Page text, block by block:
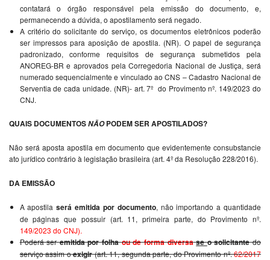
contatará o órgão responsável pela emissão do documento, e,
permanecendo a dúvida, o apostilamento será negado.
A critério do solicitante do serviço, os documentos eletrônicos poderão
ser impressos para aposição de apostila. (NR). O papel de segurança
padronizado, conforme requisitos de segurança submetidos pela
ANOREG-BR e aprovados pela Corregedoria Nacional de Justiça, será
numerado sequencialmente e vinculado ao CNS – Cadastro Nacional de
Serventia de cada unidade. (NR)- art. 7º do Provimento nº. 149/2023 do
CNJ.
QUAIS DOCUMENTOSNÃOPODEM SER APOSTILADOS?
Não será aposta apostila em documento que evidentemente consubstancie
ato jurídico contrário à legislação brasileira (art. 4º da Resolução 228/2016).
DA EMISSÃO
A apostilaserá emitida por documento, não importando a quantidade
de páginas que possuir (art. 11, primeira parte, do Provimento nº.
149/2023 do CNJ).
Poderá seremitida por folhaou de forma diversa seo solicitantedo
serviço assim oexigir(art. 11, segunda parte, do Provimento nº.62/2017